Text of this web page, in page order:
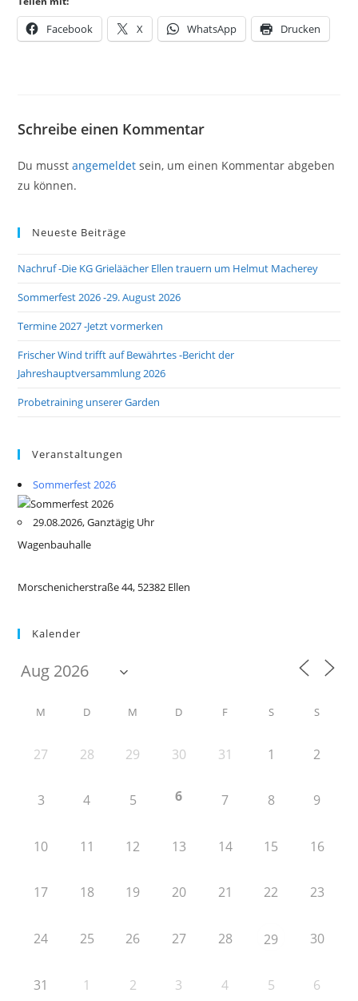
Facebook X WhatsApp Drucken
Schreibe einen Kommentar
Du musstangemeldet sein, um einen Kommentar abgeben
zu können.
Neueste Beiträge
Nachruf -Die KG Grieläächer Ellen trauern um Helmut Macherey
Sommerfest 2026 -29. August 2026
Termine 2027 -Jetzt vormerken
Frischer Wind trifft auf Bewährtes -Bericht der
Jahreshauptversammlung 2026
Probetraining unserer Garden
Veranstaltungen
Sommerfest 2026
29.08.2026, Ganztägig Uhr
Wagenbauhalle
Morschenicherstraße 44, 52382 Ellen
Kalender
M D M D F S S
27 28 29 30 31 1 2
3 4 5 6 7 8 9
10 11 12 13 14 15 16
17 18 19 20 21 22 23
24 25 26 27 28 29 30
31 1 2 3 4 5 6